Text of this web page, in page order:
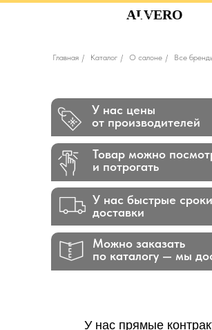
ALVERO
Главная / Каталог / О салоне / Все
Можно заказать
по каталогу — мы
У нас быстрые сроки
доставки
Товар можно
и потрогать
У нас цены
от производителей
У нас прямые